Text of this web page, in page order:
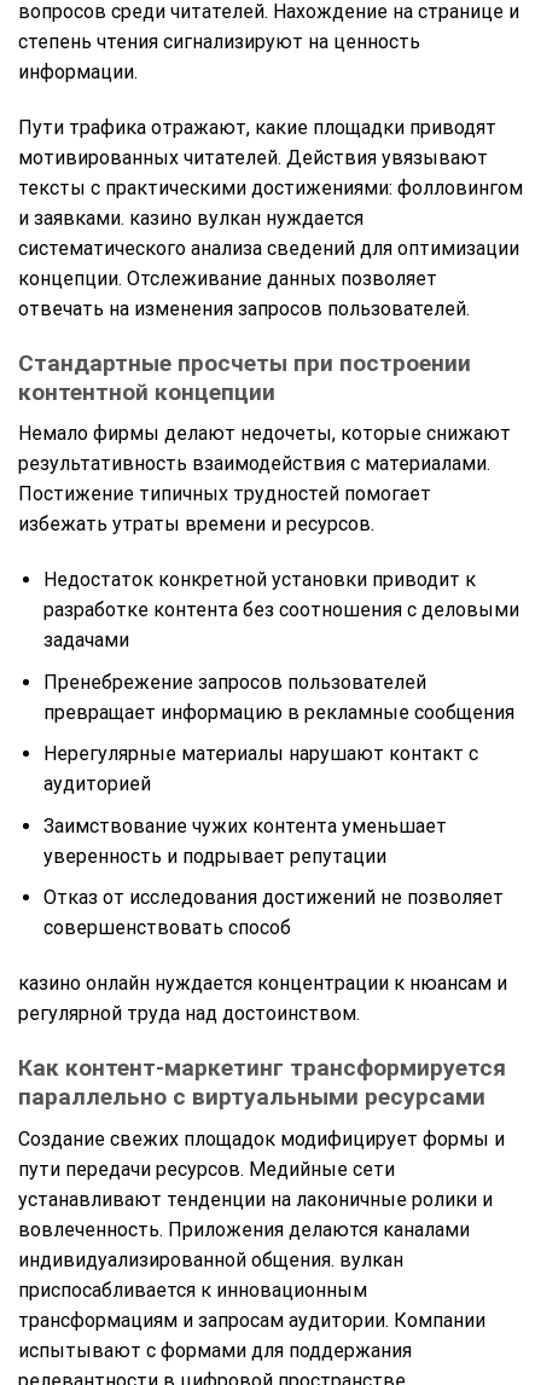
вопросов среди читателей. Нахождение на странице и
степень чтения сигнализируют на ценность
информации.
Пути трафика отражают, какие площадки приводят
мотивированных читателей. Действия увязывают
тексты с практическими достижениями: фолловингом
и заявками. казино вулкан нуждается
систематического анализа сведений для оптимизации
концепции. Отслеживание данных позволяет
отвечать на изменения запросов пользователей.
Стандартные просчеты при построении
контентной концепции
Немало фирмы делают недочеты, которые снижают
результативность взаимодействия с материалами.
Постижение типичных трудностей помогает
избежать утраты времени и ресурсов.
Недостаток конкретной установки приводит к
разработке контента без соотношения с деловыми
задачами
Пренебрежение запросов пользователей
превращает информацию в рекламные сообщения
Нерегулярные материалы нарушают контакт с
аудиторией
Заимствование чужих контента уменьшает
уверенность и подрывает репутации
Отказ от исследования достижений не позволяет
совершенствовать способ
казино онлайн нуждается концентрации к нюансам и
регулярной труда над достоинством.
Как контент-маркетинг трансформируется
параллельно с виртуальными ресурсами
Создание свежих площадок модифицирует формы и
пути передачи ресурсов. Медийные сети
устанавливают тенденции на лаконичные ролики и
вовлеченность. Приложения делаются каналами
индивидуализированной общения. вулкан
приспосабливается к инновационным
трансформациям и запросам аудитории. Компании
испытывают с формами для поддержания
релевантности в цифровой пространстве.